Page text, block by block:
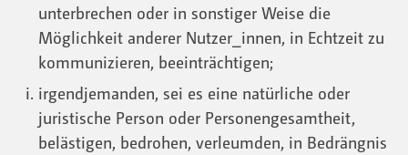
unterbrechen oder in sonstiger Weise die
Möglichkeit anderer Nutzer_innen, in Echtzeit zu
kommunizieren, beeinträchtigen;
irgendjemanden, sei es eine natürliche oder
juristische Person oder Personengesamtheit,
belästigen, bedrohen, verleumden, in Bedrängnis